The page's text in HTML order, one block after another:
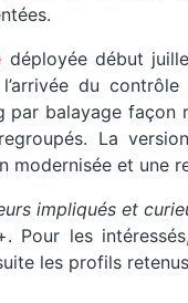
déployée début
du
balayage façon
La
modernisée et une
impliqués et
Pour les
les profils